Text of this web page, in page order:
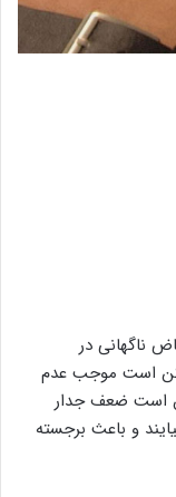
ناگهانی در
است موجب عدم
است ضعف جدار
و باعث برجسته